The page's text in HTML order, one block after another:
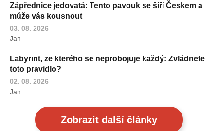
Zápřednice jedovatá: Tento pavouk se šíří Českem a
může vás kousnout
03. 08. 2026
Jan
Labyrint, ze kterého se neprobojuje každý: Zvládnete
toto pravidlo?
02. 08. 2026
Jan
Zobrazit další články